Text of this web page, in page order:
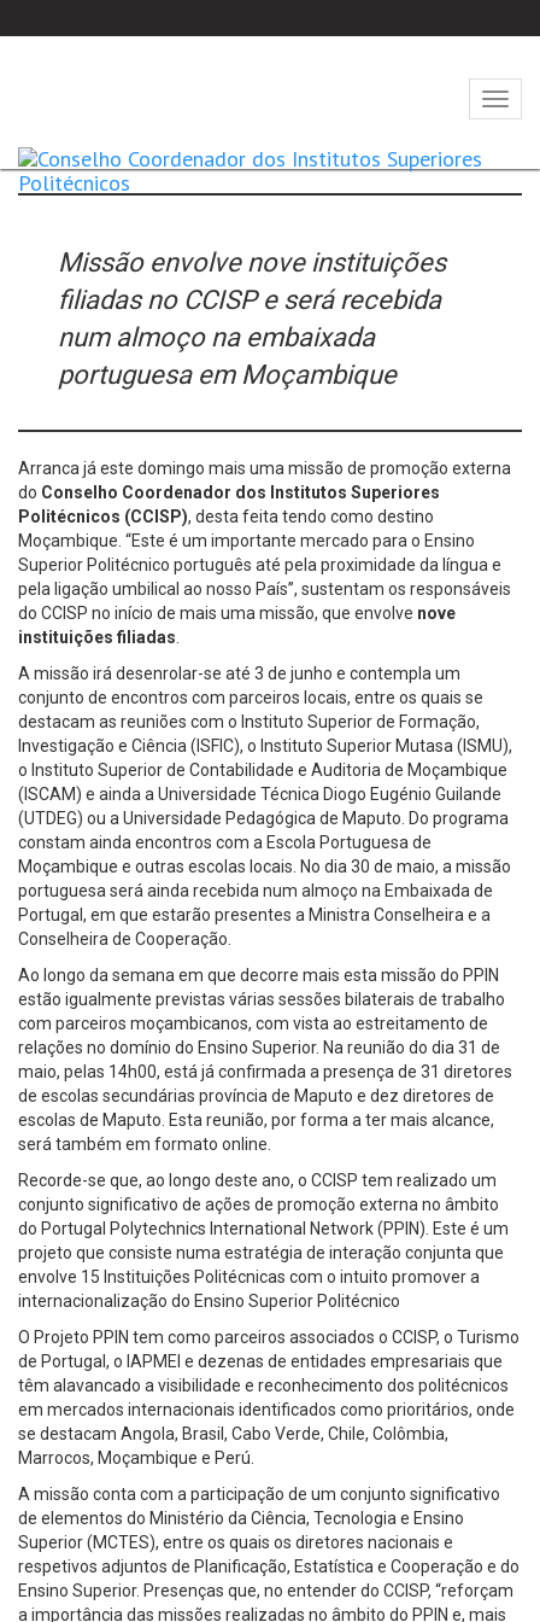
Abrir
Missão envolve nove instituições
filiadas no CCISP e será recebida
num almoço na embaixada
portuguesa em Moçambique
Arranca já este domingo mais uma missão de promoção externa
do Conselho Coordenador dos Institutos Superiores
Politécnicos (CCISP), desta feita tendo como destino
Moçambique. “Este é um importante mercado para o Ensino
Superior Politécnico português até pela proximidade da língua e
pela ligação umbilical ao nosso País”, sustentam os responsáveis
do CCISP no início de mais uma missão, que envolve nove
instituições filiadas
A missão irá desenrolar-se até 3 de junho e contempla um
conjunto de encontros com parceiros locais, entre os quais se
destacam as reuniões com o Instituto Superior de Formação,
Investigação e Ciência (ISFIC), o Instituto Superior Mutasa (ISMU),
o Instituto Superior de Contabilidade e Auditoria de Moçambique
(ISCAM) e ainda a Universidade Técnica Diogo Eugénio Guilande
(UTDEG) ou a Universidade Pedagógica de Maputo. Do programa
constam ainda encontros com a Escola Portuguesa de
Moçambique e outras escolas locais. No dia 30 de maio, a missão
portuguesa será ainda recebida num almoço na Embaixada de
Portugal, em que estarão presentes a Ministra Conselheira e a
Conselheira de Cooperação.
Ao longo da semana em que decorre mais esta missão do PPIN
estão igualmente previstas várias sessões bilaterais de trabalho
com parceiros moçambicanos, com vista ao estreitamento de
relações no domínio do Ensino Superior. Na reunião do dia 31 de
maio, pelas 14h00, está já confirmada a presença de 31 diretores
de escolas secundárias província de Maputo e dez diretores de
escolas de Maputo. Esta reunião, por forma a ter mais alcance,
será também em formato online.
Recorde-se que, ao longo deste ano, o CCISP tem realizado um
conjunto significativo de ações de promoção externa no âmbito
do Portugal Polytechnics International Network (PPIN). Este é um
projeto que consiste numa estratégia de interação conjunta que
envolve 15 Instituições Politécnicas com o intuito promover a
internacionalização do Ensino Superior Politécnico
O Projeto PPIN tem como parceiros associados o CCISP, o Turismo
de Portugal, o IAPMEI e dezenas de entidades empresariais que
têm alavancado a visibilidade e reconhecimento dos politécnicos
em mercados internacionais identificados como prioritários, onde
se destacam Angola, Brasil, Cabo Verde, Chile, Colômbia,
Marrocos, Moçambique e Perú.
A missão conta com a participação de um conjunto significativo
de elementos do Ministério da Ciência, Tecnologia e Ensino
Superior (MCTES), entre os quais os diretores nacionais e
respetivos adjuntos de Planificação, Estatística e Cooperação e do
Ensino Superior. Presenças que, no entender do CCISP, “reforçam
a importância das missões realizadas no âmbito do PPIN e, mais